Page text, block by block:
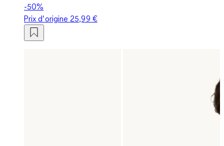
-50%
Prix d‘origine 25,99 €